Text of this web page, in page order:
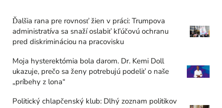
Ďalšia rana pre rovnosť žien v práci: Trumpova
administratíva sa snaží oslabiť kľúčovú ochranu
pred diskrimináciou na pracovisku
Moja hysterektómia bola darom. Dr. Kemi Doll
ukazuje, prečo sa ženy potrebujú podeliť o naše
„príbehy z lona“
Politický chlapčenský klub: Dlhý zoznam politikov